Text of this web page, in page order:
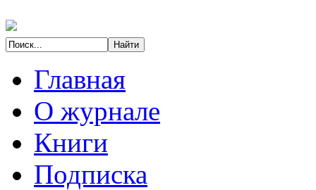
Главная
О журнале
Книги
Подписка